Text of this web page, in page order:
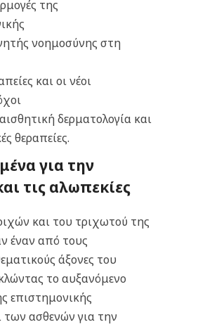
της
νοημοσύνης στη
και οι νέοι
αισθητική δερματολογία και
θεραπείες.
για την
τις αλωπεκίες
και του τριχωτού της
έναν από τους
άξονες του
το αυξανόμενο
επιστημονικής
των ασθενών για την